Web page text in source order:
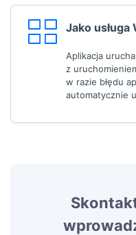
Jako usługa
Aplikacja
z
w razie błędu
automatycznie